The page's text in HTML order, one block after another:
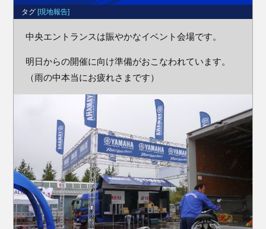
タグ [現地報告]
中央エントランスは賑やかなイベント会場です。
明日からの開催に向け準備がおこなわれています。
（雨の中本当にお疲れさまです）